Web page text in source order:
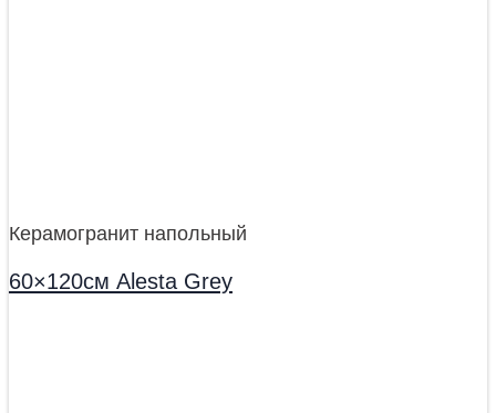
Керамогранит напольный
60×120см Alesta Grey